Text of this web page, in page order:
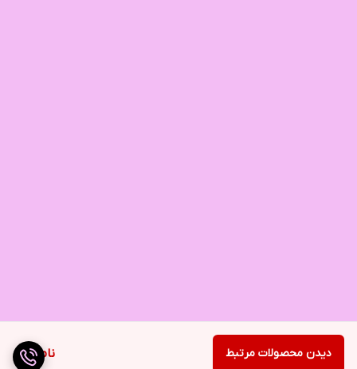
ناموجود دیدن محصولات مرتبط